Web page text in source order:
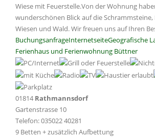
Wiese mit Feuerstelle.Von der Wohnung
wunderschönen Blick auf die Schrammsteine,
Wiesen und Wald. Wir freuen uns auf Ihren
BuchungsanfrageInternetseiteGeografische
Ferienhaus und Ferienwohnung Büttner
01814 Rathmannsdorf
Gartenstrasse 10
Telefon: 035022 40281
9 Betten + zusätzlich Aufbettung